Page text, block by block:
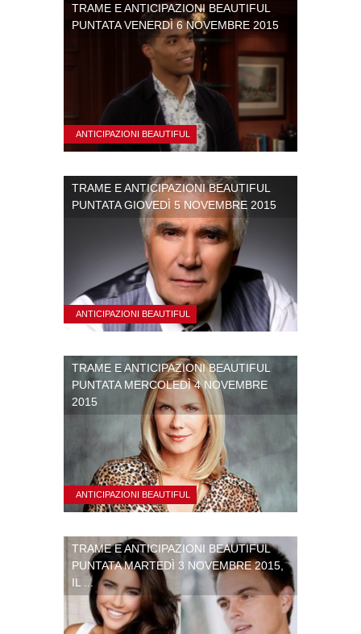
ANTICIPAZIONI BEAUTIFUL
TRAME E ANTICIPAZIONI BEAUTIFUL
PUNTATA VENERDÌ 6 NOVEMBRE 2015
ANTICIPAZIONI BEAUTIFUL
TRAME E ANTICIPAZIONI BEAUTIFUL
PUNTATA GIOVEDÌ 5 NOVEMBRE 2015
ANTICIPAZIONI BEAUTIFUL
TRAME E ANTICIPAZIONI BEAUTIFUL
PUNTATA MERCOLEDÌ 4 NOVEMBRE
2015
TRAME E ANTICIPAZIONI BEAUTIFUL
PUNTATA MARTEDÌ 3 NOVEMBRE 2015,
IL ...